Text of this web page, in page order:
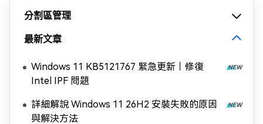
分割區管理
最新文章
Windows 11 KB5121767 緊急更新｜修復
Intel IPF 問題
詳細解說 Windows 11 26H2 安裝失敗的原因
與解決方法